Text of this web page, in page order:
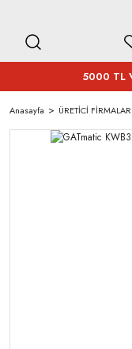
5000 TL
Anasayfa ÜRETİCİ FİRMALAR